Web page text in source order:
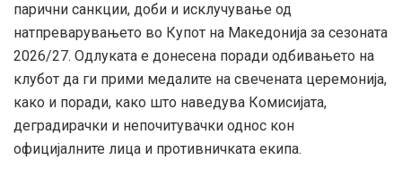
парични санкции, доби и исклучување од
натпреварувањето во Купот на Македонија за сезоната
2026/27. Одлуката е донесена поради одбивањето на
клубот да ги прими медалите на свечената церемонија,
како и поради, како што наведува Комисијата,
деградирачки и непочитувачки однос кон
официјалните лица и противничката екипа.